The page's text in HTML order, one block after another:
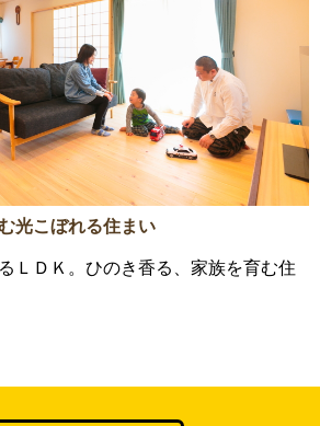
光こぼれる住まい
ＬＤＫ。ひのき香る、家族を育む住